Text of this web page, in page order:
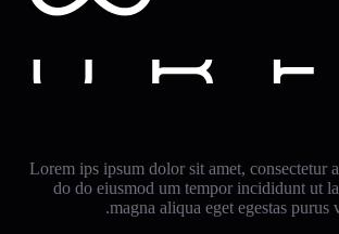
Lorem ips ipsum dolor sit amet, consectetur
do do eiusmod um tempor incididunt ut
magna aliqua eget egestas purus